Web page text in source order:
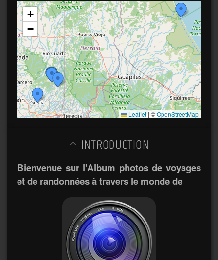
+
−
Leaflet | ©OpenStreetMap
INTRODUCTION
Bienvenue sur l'Album photos de voyages
et de randonnées à travers le monde de